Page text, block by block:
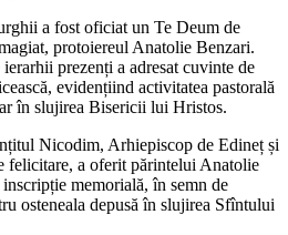
a fost oficiat un Te Deum de
protoiereul Anatolie Benzari.
prezenți a adresat cuvinte de
evidențiind activitatea pastorală
în slujirea Bisericii lui Hristos.
Nicodim, Arhiepiscop de Edineț și
felicitare, a oferit părintelui Anatolie
memorială, în semn de
osteneala depusă în slujirea Sfîntului